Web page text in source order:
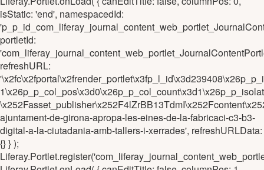
isStatic: 'end', namespacedId:
portletId:
refreshURL:
ajuntament-de-girona-apropa-les-eines-de-la-fabricaci-c3-b3-
digital-a-la-ciutadania-amb-tallers-i-xerrades', refreshURLData:
{} } );